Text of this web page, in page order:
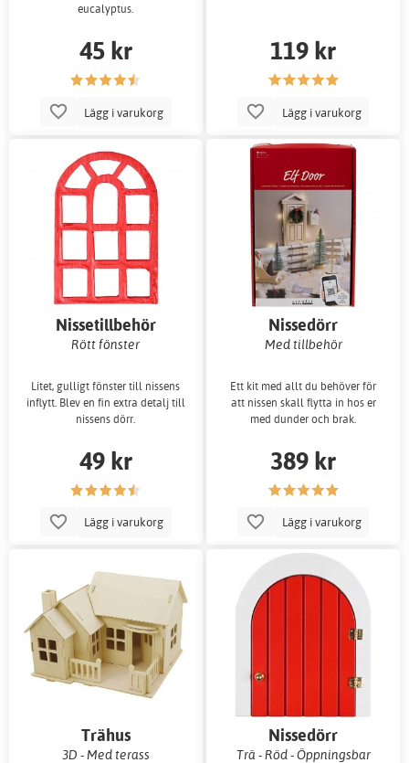
eucalyptus.
45 kr
Lägg i varukorg
119 kr
Lägg i varukorg
Nissetillbehör
Rött fönster
Litet, gulligt fönster till nissens
inflytt. Blev en fin extra detalj till
nissens dörr.
49 kr
Lägg i varukorg
Nissedörr
Med tillbehör
Ett kit med allt du behöver för
att nissen skall flytta in hos er
med dunder och brak.
389 kr
Lägg i varukorg
Trähus
3D - Med terass
Nissedörr
Trä - Röd - Öppningsbar